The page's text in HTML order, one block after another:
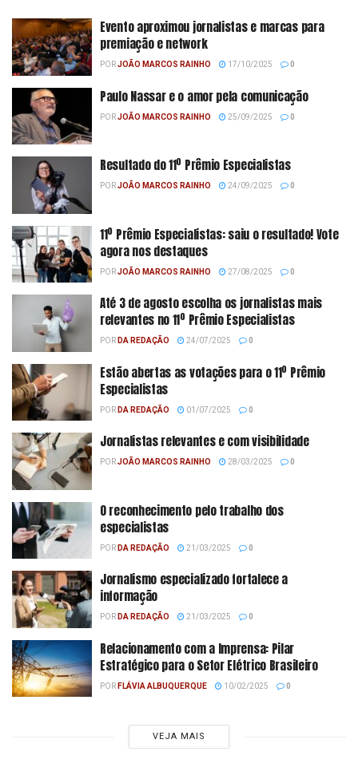
Evento aproximou jornalistas e marcas para
premiação e network
PORJOÃO MARCOS RAINHO 17/10/2025 0
Paulo Nassar e o amor pela comunicação
PORJOÃO MARCOS RAINHO 25/09/2025 0
Resultado do 11º Prêmio Especialistas
PORJOÃO MARCOS RAINHO 24/09/2025 0
11º Prêmio Especialistas: saiu o resultado! Vote
agora nos destaques
PORJOÃO MARCOS RAINHO 27/08/2025 0
Até 3 de agosto escolha os jornalistas mais
relevantes no 11º Prêmio Especialistas
POR DA REDAÇÃO 24/07/2025 0
Estão abertas as votações para o 11º Prêmio
Especialistas
POR DA REDAÇÃO 01/07/2025 0
Jornalistas relevantes e com visibilidade
PORJOÃO MARCOS RAINHO 28/03/2025 0
O reconhecimento pelo trabalho dos
especialistas
POR DA REDAÇÃO 21/03/2025 0
Jornalismo especializado fortalece a
informação
POR DA REDAÇÃO 21/03/2025 0
Relacionamento com a Imprensa: Pilar
Estratégico para o Setor Elétrico Brasileiro
POR FLÁVIA ALBUQUERQUE 10/02/2025 0
VEJA MAIS